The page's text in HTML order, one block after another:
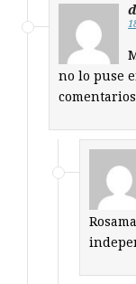
no lo puse